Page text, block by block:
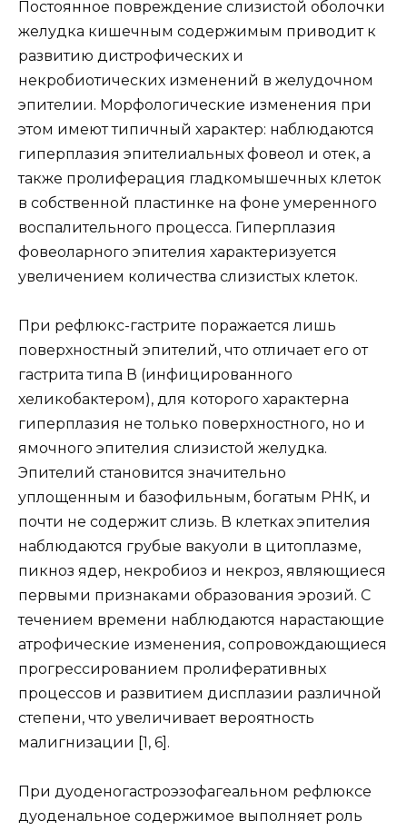
Постоянное повреждение слизистой оболочки
желудка кишечным содержимым приводит к
развитию дистрофических и
некробиотических изменений в желудочном
эпителии. Морфологические изменения при
этом имеют типичный характер: наблюдаются
гиперплазия эпителиальных фовеол и отек, а
также пролиферация гладкомышечных клеток
в собственной пластинке на фоне умеренного
воспалительного процесса. Гиперплазия
фовеоларного эпителия характеризуется
увеличением количества слизистых клеток.
При рефлюкс-гастрите поражается лишь
поверхностный эпителий, что отличает его от
гастрита типа В (инфицированного
хеликобактером), для которого характерна
гиперплазия не только поверхностного, но и
ямочного эпителия слизистой желудка.
Эпителий становится значительно
уплощенным и базофильным, богатым РНК, и
почти не содержит слизь. В клетках эпителия
наблюдаются грубые вакуоли в цитоплазме,
пикноз ядер, некробиоз и некроз, являющиеся
первыми признаками образования эрозий. С
течением времени наблюдаются нарастающие
атрофические изменения, сопровождающиеся
прогрессированием пролиферативных
процессов и развитием дисплазии различной
степени, что увеличивает вероятность
малигнизации [1, 6].
При дуоденогастроэзофагеальном рефлюксе
дуоденальное содержимое выполняет роль